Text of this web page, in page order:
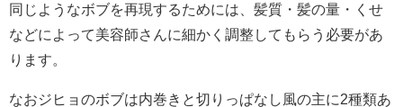
同じようなボブを再現するためには、髪質・髪の量・くせ
などによって美容師さんに細かく調整してもらう必要があ
ります。
なおジヒョのボブは内巻きと切りっぱなし風の主に2種類あ